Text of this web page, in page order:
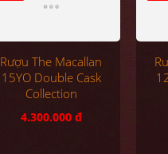
Rượu The Macallan
15YO Double Cask
Collection
4.300.000 đ